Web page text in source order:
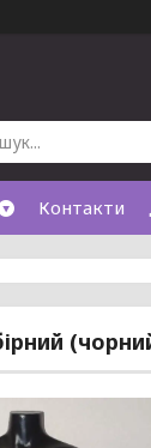
Контакти